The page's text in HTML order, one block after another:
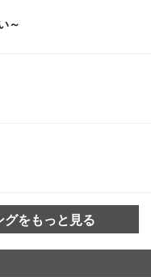
～
をもっと見る